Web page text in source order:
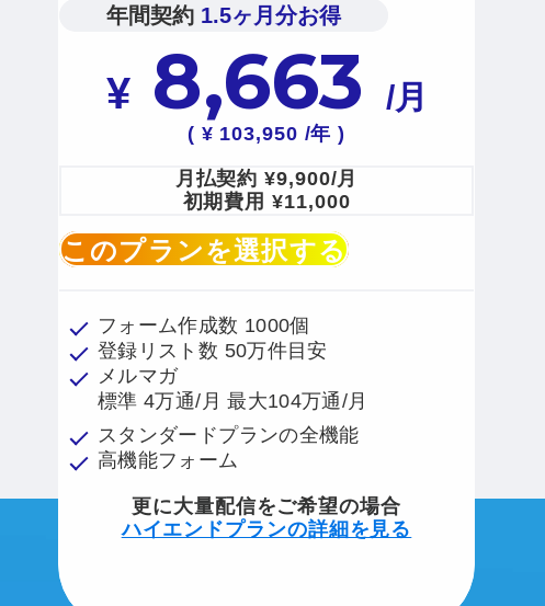
年間契約 1.5ヶ月分お得
¥8,663 /月
( ¥ 103,950 /年 )
月払契約 ¥9,900/月
初期費用 ¥11,000
このプランを選択する
フォーム作成数 1000個
登録リスト数 50万件目安
メルマガ
標準 4万通/月 最大104万通/月
スタンダードプランの全機能
高機能フォーム
更に大量配信をご希望の場合
ハイエンドプランの詳細を見る